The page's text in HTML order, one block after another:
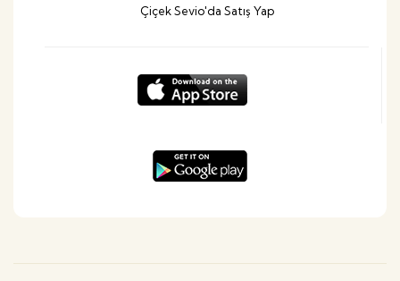
Çiçek Sevio'da Satış Yap